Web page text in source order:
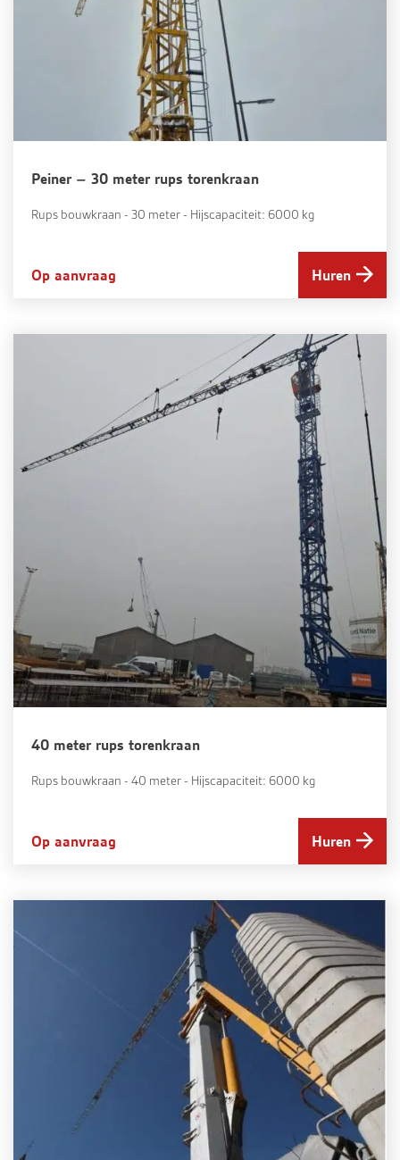
Peiner – 30 meter rups torenkraan
Rups bouwkraan - 30 meter - Hijscapaciteit: 6000 kg
Op aanvraag Huren
40 meter rups torenkraan
Rups bouwkraan - 40 meter - Hijscapaciteit: 6000 kg
Op aanvraag Huren